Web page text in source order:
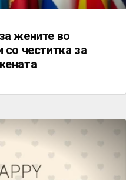
жените во
со честитка за